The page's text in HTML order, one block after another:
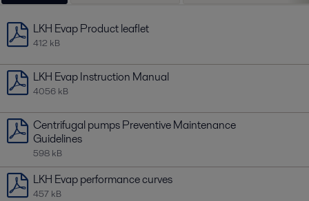
LKH Evap Product leaflet
412 kB
LKH Evap Instruction Manual
4056 kB
Centrifugal pumps Preventive Maintenance
Guidelines
598 kB
LKH Evap performance curves
457 kB